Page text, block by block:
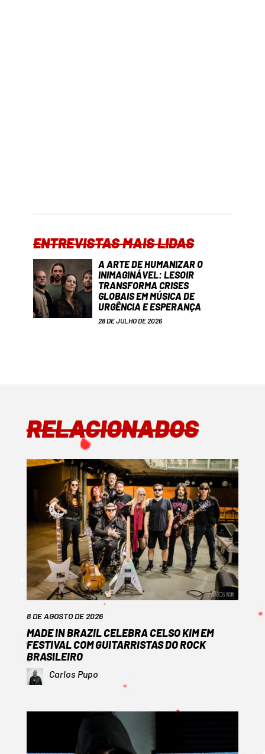
ENTREVISTAS MAIS LIDAS
A ARTE DE HUMANIZAR O
INIMAGINÁVEL: LESOIR
TRANSFORMA CRISES
GLOBAIS EM MÚSICA DE
URGÊNCIA E ESPERANÇA
28 DE JULHO DE 2026
RELACIONADOS
8 DE AGOSTO DE 2026
MADE IN BRAZIL CELEBRA CELSO KIM EM
FESTIVAL COM GUITARRISTAS DO ROCK
BRASILEIRO
Carlos Pupo